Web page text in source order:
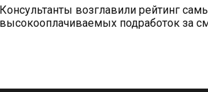
Консультанты возглавили рейтинг
высокооплачиваемых подработок за